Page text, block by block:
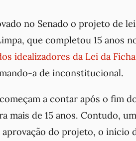
no Senado o projeto de
que completou 15 anos
idealizadores da Lei da
a de inconstitucional.
a contar após o fim
mais de 15 anos. Contudo,
do projeto, o início